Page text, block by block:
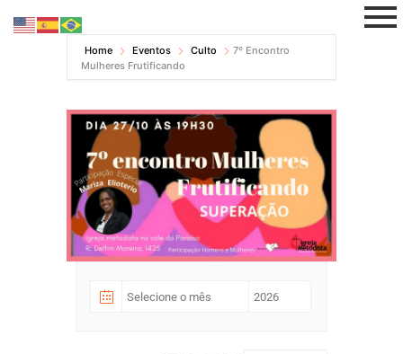
conteúdo
Home Eventos Culto
7º Encontro
Mulheres Frutificando